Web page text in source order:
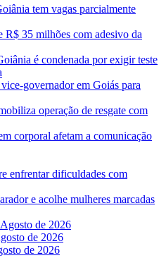
tem vagas parcialmente
R$ 35 milhões com adesivo da
é condenada por exigir teste
governador em Goiás para
operação de resgate com
corporal afetam a comunicação
enfrentar dificuldades com
e acolhe mulheres marcadas
de 2026
de 2026
de 2026